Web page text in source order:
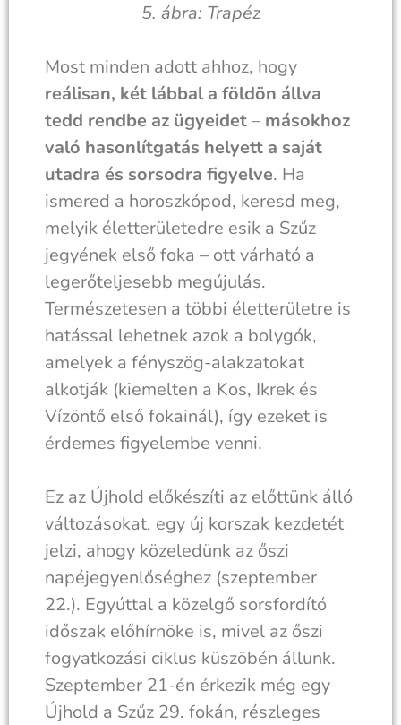
5. ábra: Trapéz
Most minden adott ahhoz, hogy
reálisan, két lábbal a földön állva
tedd rendbe az ügyeidet– másokhoz
való hasonlítgatás helyett a saját
utadra és sorsodra figyelve. Ha
ismered a horoszkópod, keresd meg,
melyik életterületedre esik a Szűz
jegyének első foka – ott várható a
legerőteljesebb megújulás.
Természetesen a többi életterületre is
hatással lehetnek azok a bolygók,
amelyek a fényszög-alakzatokat
alkotják (kiemelten a Kos, Ikrek és
Vízöntő első fokainál), így ezeket is
érdemes figyelembe venni.
Ez az Újhold előkészíti az előttünk álló
változásokat, egy új korszak kezdetét
jelzi, ahogy közeledünk az őszi
napéjegyenlőséghez (szeptember
22.). Egyúttal a közelgő sorsfordító
időszak előhírnöke is, mivel az őszi
fogyatkozási ciklus küszöbén állunk.
Szeptember 21-én érkezik még egy
Újhold a Szűz 29. fokán, részleges